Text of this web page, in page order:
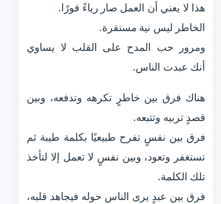
هذا لا يعني أن العمل صار رياءً فورًا.
الخاطر ليس نية مستقرة.
ومرور حب المدح على القلب لا يساوي
أنك عبدت الناس.
هناك فرق بين خاطرٍ تكرهه وتدفعه، وبين
قصدٍ تربيه وتتبعه.
فرق بين نفسٍ تفرح طبيعيًا بكلمة طيبة ثم
تستغفر وتعود، وبين نفسٍ لا تعمل إلا لتأخذ
تلك الكلمة.
فرق بين عبدٍ يرى الناس حوله فيجاهد قلبه،